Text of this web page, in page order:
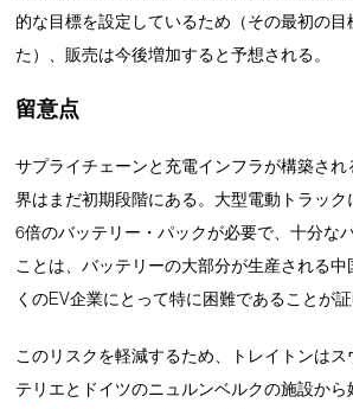
的な目標を設定しているため（その最初の目
た）、販売は今後増加すると予想される。
留意点
サプライチェーンと充電インフラが構築さ
界はまだ初期段階にある。大型電動トラッ
6倍のバッテリー・パックが必要で、十分な
ことは、バッテリーの大部分が生産される
くのEV企業にとって特に困難であることが証
このリスクを軽減するため、トレイトンは
テリエとドイツのニュルンベルクの施設から